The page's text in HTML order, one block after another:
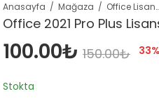
Anasayfa Mağaza Office Lisansları
Office 2021 Pro Plus
100.00₺ 150.00₺ 33
Stokta